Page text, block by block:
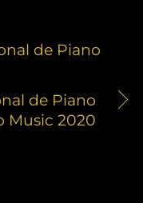
de Piano
de Piano
Music 2020